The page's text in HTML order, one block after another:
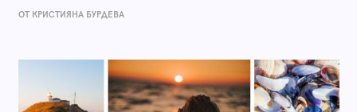
ОТ КРИСТИЯНА БУРДЕВА